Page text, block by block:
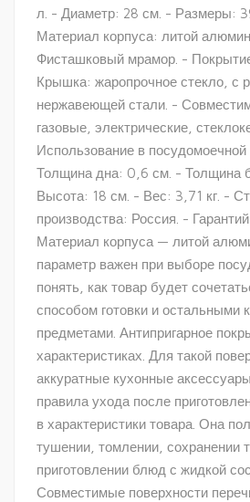
л. - Диаметр: 28 см. - Размеры:
Материал корпуса: литой
Фисташковый мрамор. -
Крышка: жаропрочное стекло, с
нержавеющей стали. -
газовые, электрические,
Использование в
Толщина дна: 0,6 см. - Толщина
Высота: 18 см. - Вес: 3,71 кг. -
производства: Россия. -
Материал корпуса — литой
параметр важен при выборе
понять, как товар будет
способом готовки и остальными
предметами. Антипригарное
характеристиках. Для такой
аккуратные кухонные
правила ухода после
в характеристики товара. Она
тушении, томлении, сохранении
приготовлении блюд с жидкой
Совместимые поверхности